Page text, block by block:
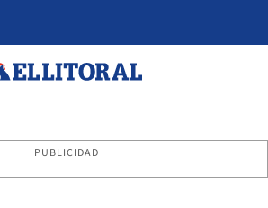
PUBLICIDAD